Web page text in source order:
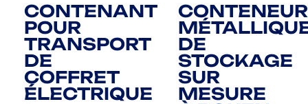
CONTENANT
POUR
TRANSPORT
DE
COFFRET
ÉLECTRIQUE
DE
STOCKAGE
SUR
MESURE